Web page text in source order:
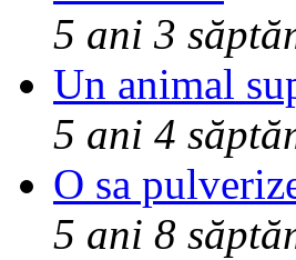
5 ani 3
Un animal
5 ani 4
O sa
5 ani 8